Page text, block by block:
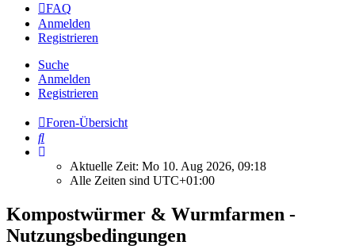
FAQ
Anmelden
Registrieren
Suche
Anmelden
Registrieren
Foren-Übersicht
Suche
Aktuelle Zeit: Mo 10. Aug 2026, 09:18
Alle Zeiten sind UTC+01:00
Kompostwürmer & Wurmfarmen -
Nutzungsbedingungen